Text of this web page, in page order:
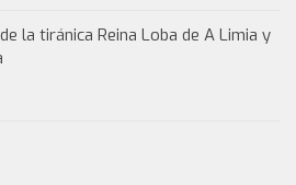
la tiránica Reina Loba de A Limia y